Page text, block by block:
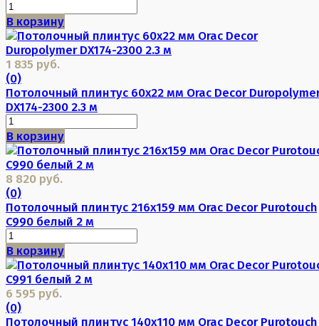
В корзину
1 835 руб.
(0)
Потолочный плинтус 60х22 мм Orac Decor
DX174-2300 2.3 м
В корзину
8 820 руб.
(0)
Потолочный плинтус 216х159 мм Orac Decor Purotouch
C990 белый 2 м
В корзину
6 595 руб.
(0)
Потолочный плинтус 140х110 мм Orac Decor Purotouch